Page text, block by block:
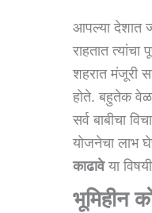
आपल्या देशात
राहतात
शहरात मंजूरी
होते. बहुतेक वेळा
सर्व बाबीचा
योजनेचा लाभ
काढावेया
भूमिहीन